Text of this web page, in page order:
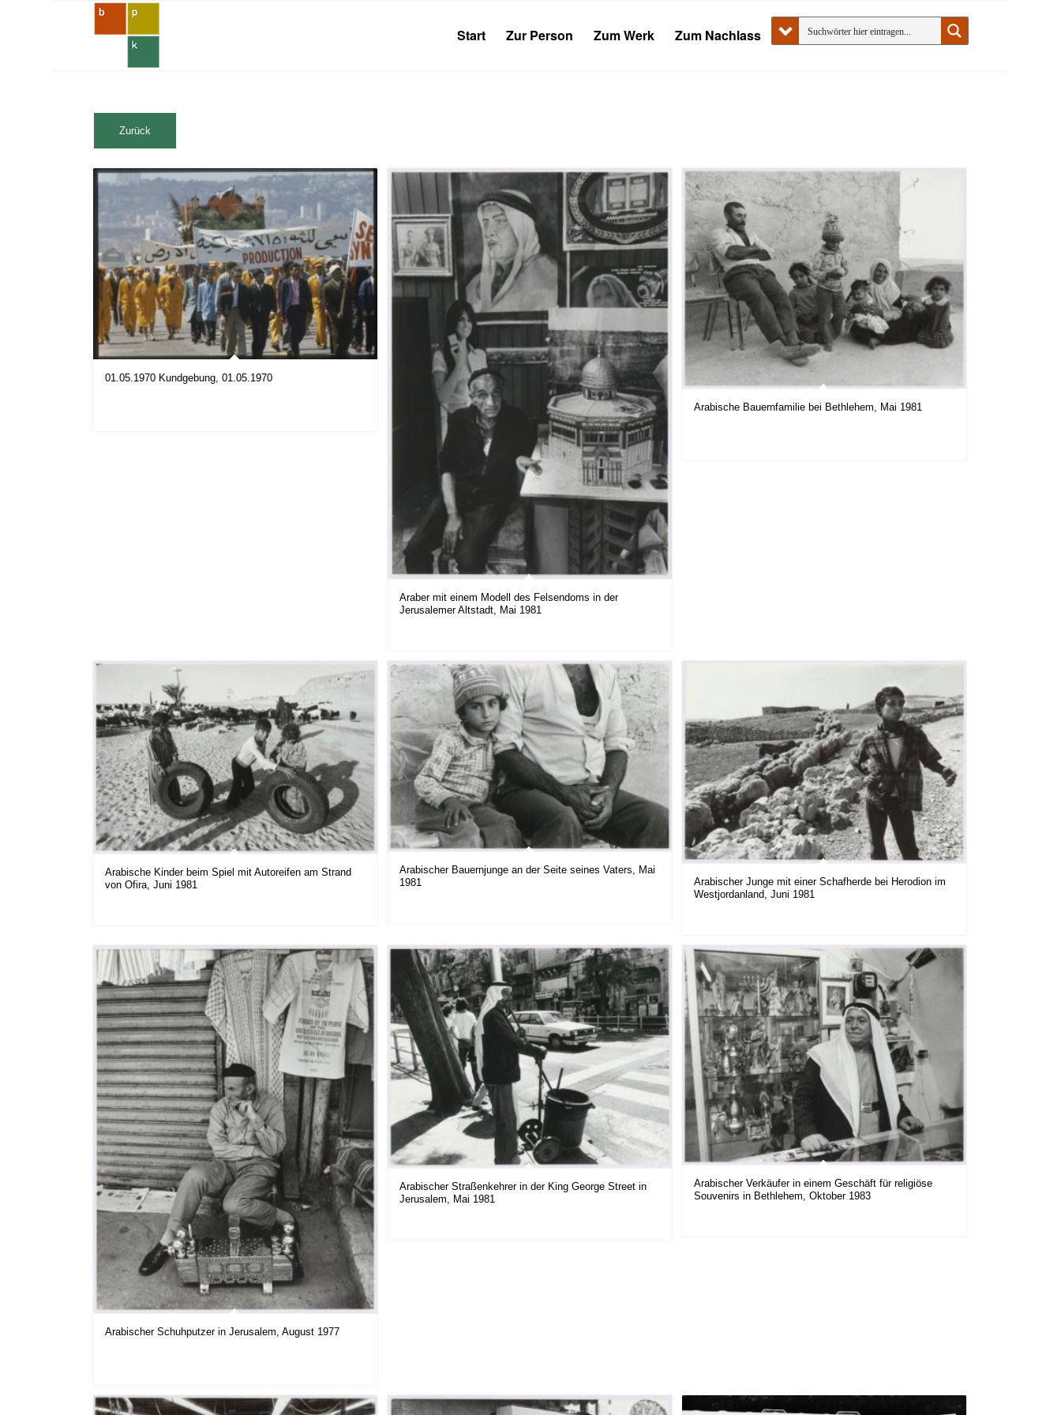
Start Zur Person Zum Werk Zum Nachlass
01.05.1970 Kundgebung, 01.05.1970
Araber mit einem Modell des Felsendoms in der
Jerusalemer Altstadt, Mai 1981
Arabische Bauernfamilie bei Bethlehem, Mai 1981
Arabische Kinder beim Spiel mit Autoreifen am Strand
von Ofira, Juni 1981
Arabischer Bauernjunge an der Seite seines Vaters, Mai
1981
Arabischer Junge mit einer Schafherde bei Herodion im
Westjordanland, Juni 1981
Arabischer Schuhputzer in Jerusalem, August 1977
Arabischer Straßenkehrer in der King George Street in
Jerusalem, Mai 1981
Arabischer Verkäufer in einem Geschäft für religiöse
Souvenirs in Bethlehem, Oktober 1983